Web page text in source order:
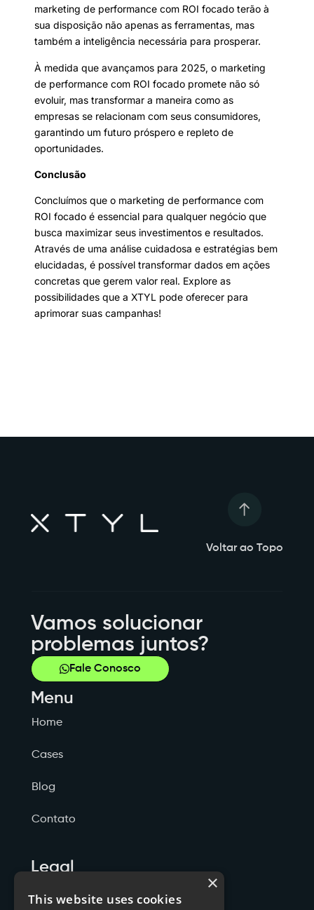
marketing de performance com ROI focado terão à
sua disposição não apenas as ferramentas, mas
também a inteligência necessária para prosperar.
À medida que avançamos para 2025, o marketing
de performance com ROI focado promete não só
evoluir, mas transformar a maneira como as
empresas se relacionam com seus consumidores,
garantindo um futuro próspero e repleto de
oportunidades.
Conclusão
Concluímos que o marketing de performance com
ROI focado é essencial para qualquer negócio que
busca maximizar seus investimentos e resultados.
Através de uma análise cuidadosa e estratégias bem
elucidadas, é possível transformar dados em ações
concretas que gerem valor real. Explore as
possibilidades que a XTYL pode oferecer para
aprimorar suas campanhas!
Voltar ao Topo
Vamos solucionar
problemas juntos?
Fale Conosco
Menu
Home
Cases
Blog
Contato
Legal
×
This website uses cookies